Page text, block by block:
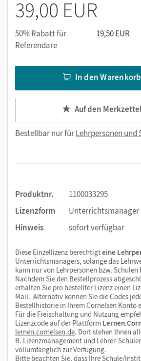
39,00 EUR
50% Rabatt für
Referendare
19,50 EUR
In den Warenkorb
Auf den Merkzettel
Bestellbar nur fürLehrpersonen und
Produktnr.
1100033295
Lizenzform
Unterrichtsmanager
Hinweis
sofort verfügbar
Diese Einzellizenz berechtigteine
Unterrichtsmanagers, solange das
kann nur von Lehrpersonen bzw.
Nachdem Sie den Bestellprozess
erhalten Sie pro bestellter Lizenz einen
Mail. Alternativ können Sie die Codes
Bestellhistorie in Ihrem Cornelsen Konto
Für die Freischaltung und Nutzung
Lizenzcode auf der Plattform
lernen.cornelsen.de. Dort stehen Ihnen
B. Lizenzmanagement und Lehrer-
vollumfänglich zur Verfügung.
Bitte beachten Sie, dass Ihre Schule/